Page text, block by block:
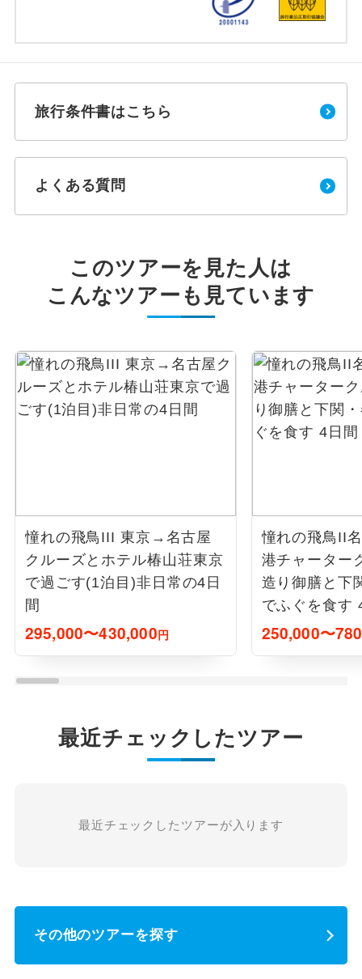
旅行条件書はこちら
よくある質問
このツアーを見た人は
こんなツアーも見ています
憧れの飛鳥III 東京→名古屋
クルーズとホテル椿山荘東京
で過ごす(1泊目)非日常の4日
間
295,000〜430,000円
憧れの飛鳥II
港チャーター
造り御膳と下
でふぐを食す
250,000〜
最近チェックしたツアー
最近チェックしたツアーが入ります
その他のツアーを探す